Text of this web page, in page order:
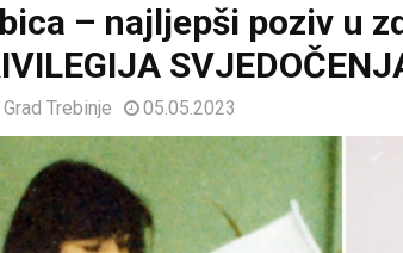
– najljepši poziv u
Grad Trebinje 05.05.2023